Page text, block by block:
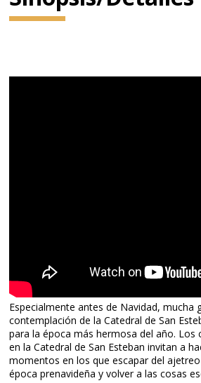
Especialmente antes de Navidad, mucha
contemplación de la Catedral de San
para la época más hermosa del año. Los
en la Catedral de San Esteban invitan a
momentos en los que escapar del
época prenavideña y volver a las cosas